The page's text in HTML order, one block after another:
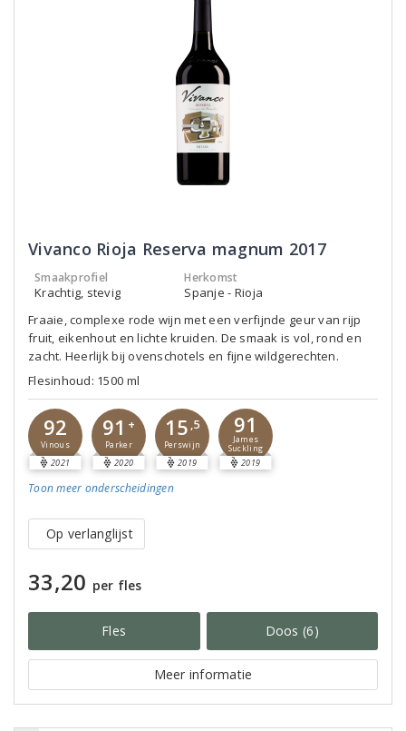
Vivanco Rioja Reserva magnum 2017
Smaakprofiel
Krachtig, stevig
Herkomst
Spanje - Rioja
Fraaie, complexe rode wijn met een verfijnde geur van rijp
fruit, eikenhout en lichte kruiden. De smaak is vol, rond en
zacht. Heerlijk bij ovenschotels en fijne wildgerechten.
Flesinhoud: 1500 ml
92
Vinous
2021
91 +
Parker
2020
15 ,5
Perswijn
2019
91
James
Suckling
2019
Toon meer onderscheidingen
Op verlanglijst
33,20 per fles
Fles Doos (6)
Meer informatie